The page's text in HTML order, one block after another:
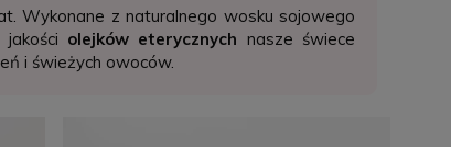
Wykonane z naturalnego wosku sojowego
olejków eterycznych nasze świece
i świeżych owoców.